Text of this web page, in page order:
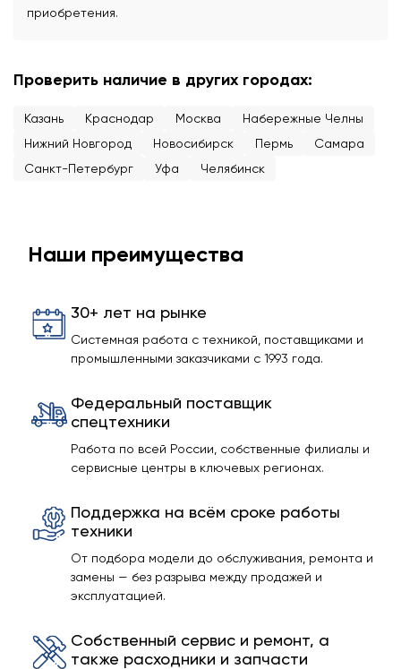
приобретения.
Проверить наличие в других городах:
Казань Краснодар Москва
Набережные Челны
Нижний Новгород
Новосибирск Пермь
Самара
Санкт-Петербург
Уфа Челябинск
Наши преимущества
30+ лет на рынке
Системная работа с техникой, поставщиками и
промышленными заказчиками с 1993 года.
Федеральный поставщик
спецтехники
Работа по всей России, собственные филиалы и
сервисные центры в ключевых регионах.
Поддержка на всём сроке работы
техники
От подбора модели до обслуживания, ремонта и
замены — без разрыва между продажей и
эксплуатацией.
Собственный сервис и ремонт, а
также расходники и запчасти